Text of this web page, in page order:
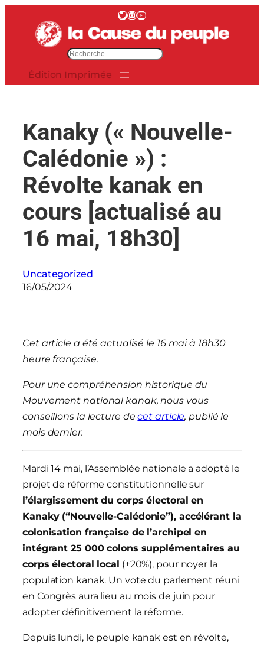
contenu
Twitter InstagramYouTube
e
Édition Imprimée
Kanaky (« Nouvelle-
Calédonie ») :
Révolte kanak en
cours [actualisé au
16 mai, 18h30]
Uncategorized
16/05/2024
Cet article a été actualisé le 16 mai à 18h30
heure française.
Pour une compréhension historique du
Mouvement national kanak, nous vous
conseillons la lecture decet article, publié le
mois dernier.
Mardi 14 mai, l’Assemblée nationale a adopté le
projet de réforme constitutionnelle sur
l’élargissement du corps électoral en
Kanaky (“Nouvelle-Calédonie”), accélérant la
colonisation française de l’archipel en
intégrant 25 000 colons supplémentaires au
corps électoral local (+20%), pour noyer la
population kanak. Un vote du parlement réuni
en Congrès aura lieu au mois de juin pour
adopter définitivement la réforme.
Depuis lundi, le peuple kanak est en révolte,